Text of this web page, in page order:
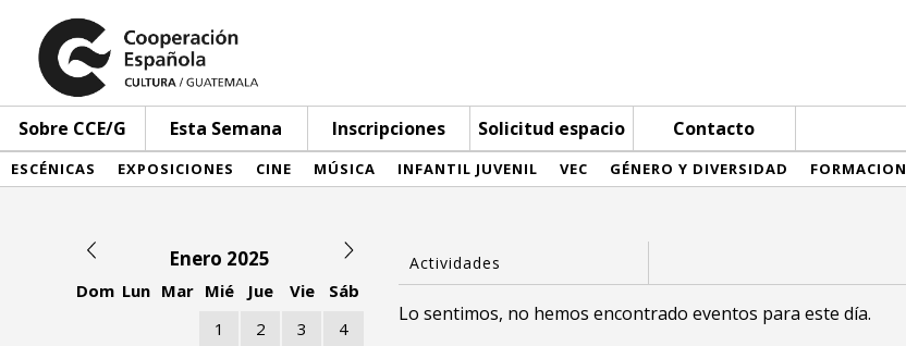
Sobre CCE/G Esta Semana Inscripciones Solicitud espacio Contacto
ESCÉNICAS EXPOSICIONES CINE MÚSICA INFANTIL JUVENIL VEC GÉNERO Y DIVERSIDAD FORMACION
Enero 2025
Dom Lun Mar Mié Jue Vie
Sáb
1
2 3
4
Lo sentimos, no hemos encontrado eventos para este día.